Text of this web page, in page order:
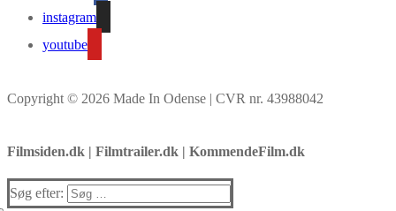
instagram
youtube
Copyright © 2026 Made In Odense | CVR nr. 43988042
Filmsiden.dk | Filmtrailer.dk | KommendeFilm.dk
Søg efter: